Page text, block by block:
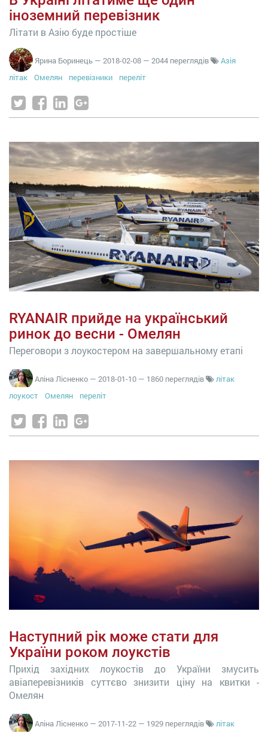
іноземний перевізник
Літати в Азію буде простіше
Ярина Боринець — 2018-02-08 — 2044 переглядів
Азія
літак
Омелян перевізники переліт
RYANAIR прийде на український
ринок до весни - Омелян
Переговори з лоукостером на завершальному етапі
Аліна Лісненко — 2018-01-10 — 1860 переглядів
літак
лоукост
Омелян переліт
Наступний рік може стати для
України роком лоукстів
Прихід західних лоукостів до України змусить
авіаперевізників суттєво знизити ціну на квитки -
Омелян
Аліна Лісненко — 2017-11-22 — 1929 переглядів літак